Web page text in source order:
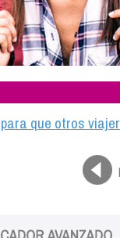
que otros